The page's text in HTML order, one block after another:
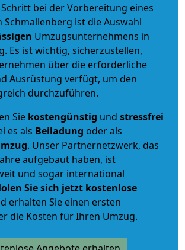
bei der Vorbereitung eines
Schmallenberg ist die Auswahl
Umzugsunternehmens in
Es ist wichtig, sicherzustellen,
über die erforderliche
Ausrüstung verfügt, um den
durchzuführen.
Sie kostengünstig und stressfrei
es als Beiladung oder als
. Unser Partnernetzwerk, das
aufgebaut haben, ist
und sogar international
Sie sich jetzt kostenlose
erhalten Sie einen ersten
die Kosten für Ihren Umzug.